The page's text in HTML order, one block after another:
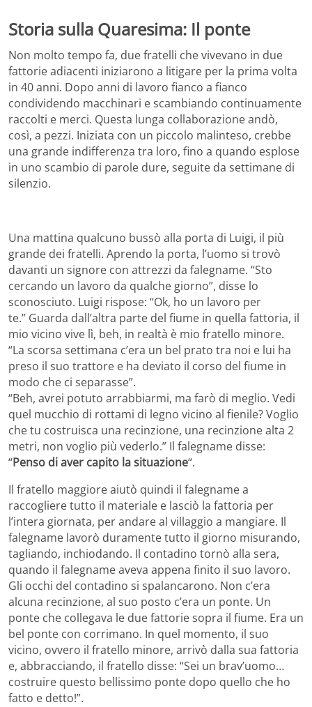
Storia sulla Quaresima: Il ponte
Non molto tempo fa, due fratelli che vivevano in due
fattorie adiacenti iniziarono a litigare per la prima volta
in 40 anni. Dopo anni di lavoro fianco a fianco
condividendo macchinari e scambiando continuamente
raccolti e merci. Questa lunga collaborazione andò,
così, a pezzi. Iniziata con un piccolo malinteso, crebbe
una grande indifferenza tra loro, fino a quando esplose
in uno scambio di parole dure, seguite da settimane di
silenzio.
Una mattina qualcuno bussò alla porta di Luigi, il più
grande dei fratelli. Aprendo la porta, l’uomo si trovò
davanti un signore con attrezzi da falegname. “Sto
cercando un lavoro da qualche giorno”, disse lo
sconosciuto. Luigi rispose: “Ok, ho un lavoro per
te.” Guarda dall’altra parte del fiume in quella fattoria, il
mio vicino vive lì, beh, in realtà è mio fratello minore.
“La scorsa settimana c’era un bel prato tra noi e lui ha
preso il suo trattore e ha deviato il corso del fiume in
modo che ci separasse”.
“Beh, avrei potuto arrabbiarmi, ma farò di meglio. Vedi
quel mucchio di rottami di legno vicino al fienile? Voglio
che tu costruisca una recinzione, una recinzione alta 2
metri, non voglio più vederlo.” Il falegname disse:
“Penso di aver capito la situazione“.
Il fratello maggiore aiutò quindi il falegname a
raccogliere tutto il materiale e lasciò la fattoria per
l’intera giornata, per andare al villaggio a mangiare. Il
falegname lavorò duramente tutto il giorno misurando,
tagliando, inchiodando. Il contadino tornò alla sera,
quando il falegname aveva appena finito il suo lavoro.
Gli occhi del contadino si spalancarono. Non c’era
alcuna recinzione, al suo posto c’era un ponte. Un
ponte che collegava le due fattorie sopra il fiume. Era un
bel ponte con corrimano. In quel momento, il suo
vicino, ovvero il fratello minore, arrivò dalla sua fattoria
e, abbracciando, il fratello disse: “Sei un brav’uomo…
costruire questo bellissimo ponte dopo quello che ho
fatto e detto!”.